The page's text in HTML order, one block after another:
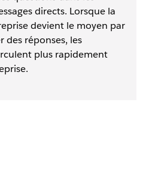
directs. Lorsque la
devient le moyen par
réponses, les
plus rapidement